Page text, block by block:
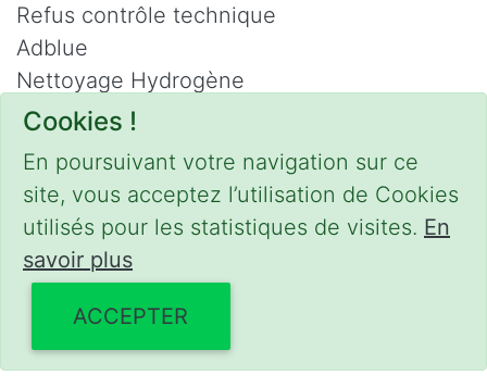
Cookies !
En poursuivant votre navigation sur ce
site, vous acceptez l’utilisation de Cookies
utilisés pour les statistiques de visites. En
savoir plus
ACCEPTER
Refus contrôle technique
Adblue
Nettoyage Hydrogène
Contact
Phone :0475 47 20 19
Email :mobilii@tcontact.me
Décalaminage & Régénération FAP à
domicile
Interventions urgentes sur la Belgique dans
les régions suivantes :